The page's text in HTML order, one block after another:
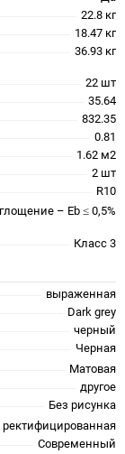
22.8 кг
18.47 кг
36.93 кг
22 шт
35.64
832.35
0.81
1.62 м2
2 шт
R10
– Eb ≤ 0,5%
Класс 3
выраженная
Dark grey
черный
Черная
Матовая
другое
Без рисунка
ректифицированная
Современный